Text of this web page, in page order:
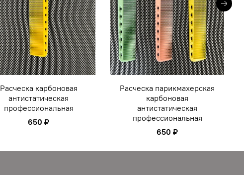
Расческа карбоновая
антистатическая
профессиональная
650 ₽
Расческа парикмахерская
карбоновая
антистатическая
профессиональная
650 ₽